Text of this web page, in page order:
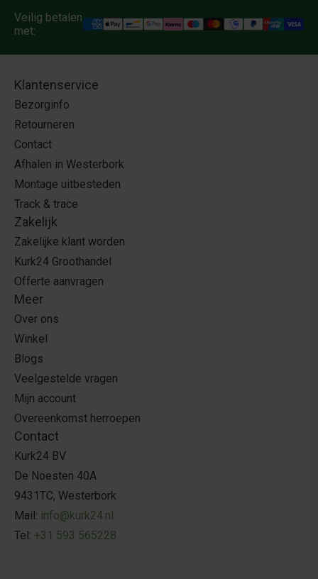
Veilig betalen
met:
Klantenservice
Bezorginfo
Retourneren
Contact
Afhalen in Westerbork
Montage uitbesteden
Track & trace
Zakelijk
Zakelijke klant worden
Kurk24 Groothandel
Offerte aanvragen
Meer
Over ons
Winkel
Blogs
Veelgestelde vragen
Mijn account
Overeenkomst herroepen
Contact
Kurk24 BV
De Noesten 40A
9431TC, Westerbork
Mail: info@kurk24.nl
Tel: +31 593 565228